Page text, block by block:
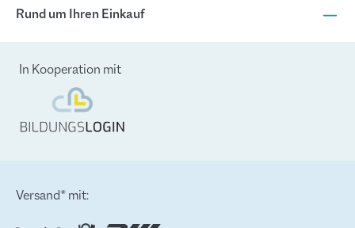
Rund um Ihren Einkauf
In Kooperation mit
Versand* mit: